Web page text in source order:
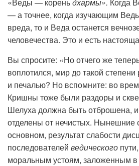
— а точнее, когда изучающим
вреда, то и Веда останется
человечества. Это и есть
Вы спросите: «Но отчего же
воплотился, мир до такой
и печалью? Но вспомните: во
Кришны тоже были раздоры и
Шелуха должна быть отброшена,
отделены от нечистых. Нынешние
основном, результат слабости
последователей ведического
моральным устоям, заложенным